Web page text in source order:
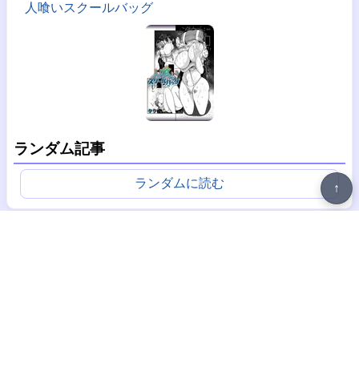
人喰いスクールバッグ
ランダム記事
ランダムに読む ↑